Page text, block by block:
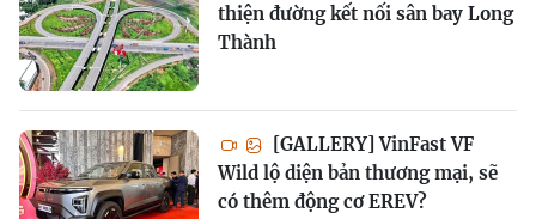
thiện đường kết nối sân bay Long
Thành
[GALLERY] VinFast VF
Wild lộ diện bản thương mại, sẽ
có thêm động cơ EREV?